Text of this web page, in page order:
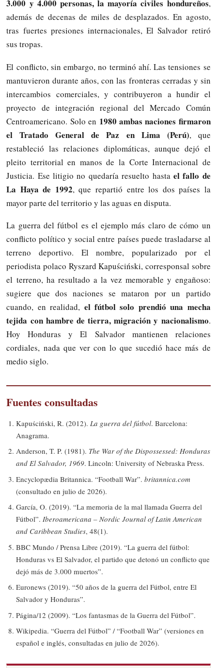
3.000 y 4.000 personas, la mayoría civiles hondureños,
además de decenas de miles de desplazados. En agosto,
tras fuertes presiones internacionales, El Salvador retiró
sus tropas.
El conflicto, sin embargo, no terminó ahí. Las tensiones se
mantuvieron durante años, con las fronteras cerradas y sin
intercambios comerciales, y contribuyeron a hundir el
proyecto de integración regional del Mercado Común
Centroamericano. Solo en 1980 ambas naciones firmaron
el Tratado General de Paz en Lima (Perú), que
restableció las relaciones diplomáticas, aunque dejó el
pleito territorial en manos de la Corte Internacional de
Justicia. Ese litigio no quedaría resuelto hasta el fallo de
La Haya de 1992, que repartió entre los dos países la
mayor parte del territorio y las aguas en disputa.
La guerra del fútbol es el ejemplo más claro de cómo un
conflicto político y social entre países puede trasladarse al
terreno deportivo. El nombre, popularizado por el
periodista polaco Ryszard Kapuściński, corresponsal sobre
el terreno, ha resultado a la vez memorable y engañoso:
sugiere que dos naciones se mataron por un partido
cuando, en realidad, el fútbol solo prendió una mecha
tejida con hambre de tierra, migración y nacionalismo.
Hoy Honduras y El Salvador mantienen relaciones
cordiales, nada que ver con lo que sucedió hace más de
medio siglo.
Fuentes consultadas
Kapuściński, R. (2012). La guerra del fútbol. Barcelona:
Anagrama.
Anderson, T. P. (1981). The War of the Dispossessed: Honduras
and El Salvador, 1969. Lincoln: University of Nebraska Press.
Encyclopædia Britannica. “Football War”. britannica.com
(consultado en julio de 2026).
García, O. (2019). “La memoria de la mal llamada Guerra del
Fútbol”. Iberoamericana – Nordic Journal of Latin American
and Caribbean Studies, 48(1).
BBC Mundo / Prensa Libre (2019). “La guerra del fútbol:
Honduras vs El Salvador, el partido que detonó un conflicto que
dejó más de 3.000 muertos”.
Euronews (2019). “50 años de la guerra del Fútbol, entre El
Salvador y Honduras”.
Página/12 (2009). “Los fantasmas de la Guerra del Fútbol”.
Wikipedia. “Guerra del Fútbol” / “Football War” (versiones en
español e inglés, consultadas en julio de 2026).